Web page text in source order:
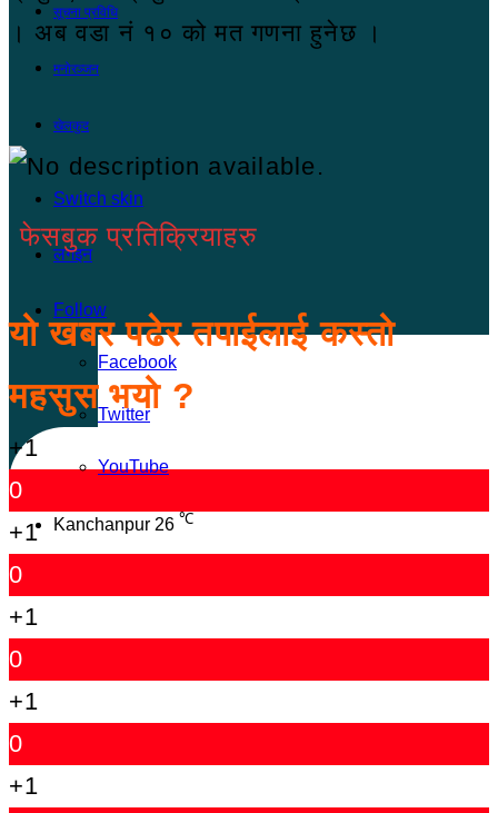
सूचना प्रविधि
मनोरञ्जन
खेलकुद
Switch skin
लगइन
Follow
Facebook
Twitter
YouTube
Kanchanpur 26 ℃
। अब वडा नं १० को मत गणना हुनेछ ।
फेसबुक प्रतिक्रियाहरु
यो खबर पढेर तपाईलाई कस्तो
महसुस भयो ?
+1
0
+1
0
+1
0
+1
0
+1